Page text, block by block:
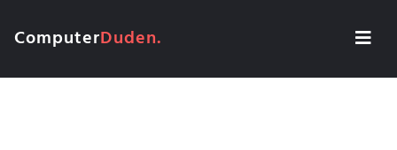
ComputerDuden.